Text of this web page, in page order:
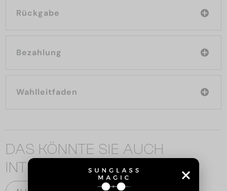
Rückgabe
Bezahlung
Wahlleitfaden
DAS KÖNNTE SIE AUCH
INTERESSIEREN